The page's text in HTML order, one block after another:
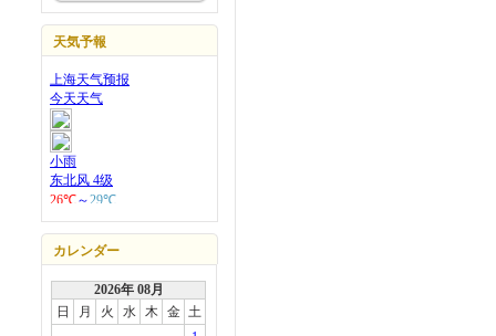
天気予報
カレンダー
2026年 08月
日
月 火 水 木 金 土